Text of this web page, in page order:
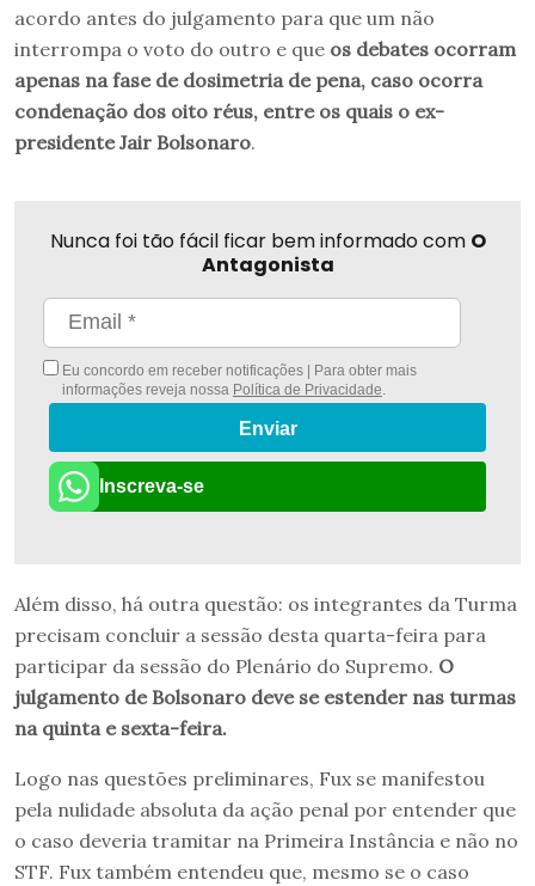
acordo antes do julgamento para que um não
interrompa o voto do outro e que os debates ocorram
apenas na fase de dosimetria de pena, caso ocorra
condenação dos oito réus, entre os quais o ex-
presidente Jair Bolsonaro.
Nunca foi tão fácil ficar bem informado com O
Antagonista
Eu concordo em receber notificações | Para obter mais
informações reveja nossa Política de Privacidade
Enviar
Inscreva-se
Além disso, há outra questão: os integrantes da Turma
precisam concluir a sessão desta quarta-feira para
participar da sessão do Plenário do Supremo. O
julgamento de Bolsonaro deve se estender nas turmas
na quinta e sexta-feira.
Logo nas questões preliminares, Fux se manifestou
pela nulidade absoluta da ação penal por entender que
o caso deveria tramitar na Primeira Instância e não no
STF. Fux também entendeu que, mesmo se o caso